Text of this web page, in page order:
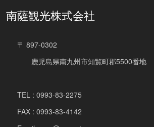
南薩観光株式会社
〒 897-0302
鹿児島県南九州市知覧町郡5500番地
TEL : 0993-83-2275
FAX : 0993-83-4142